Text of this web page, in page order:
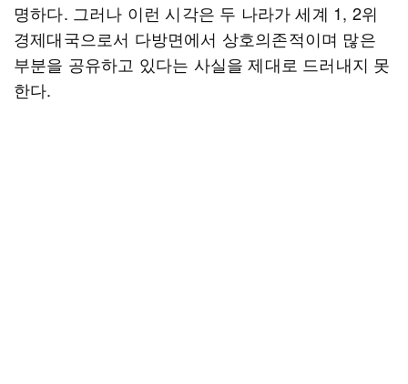
명하다. 그러나 이런 시각은 두 나라가 세계 1, 2위
경제대국으로서 다방면에서 상호의존적이며 많은
부분을 공유하고 있다는 사실을 제대로 드러내지 못
한다.